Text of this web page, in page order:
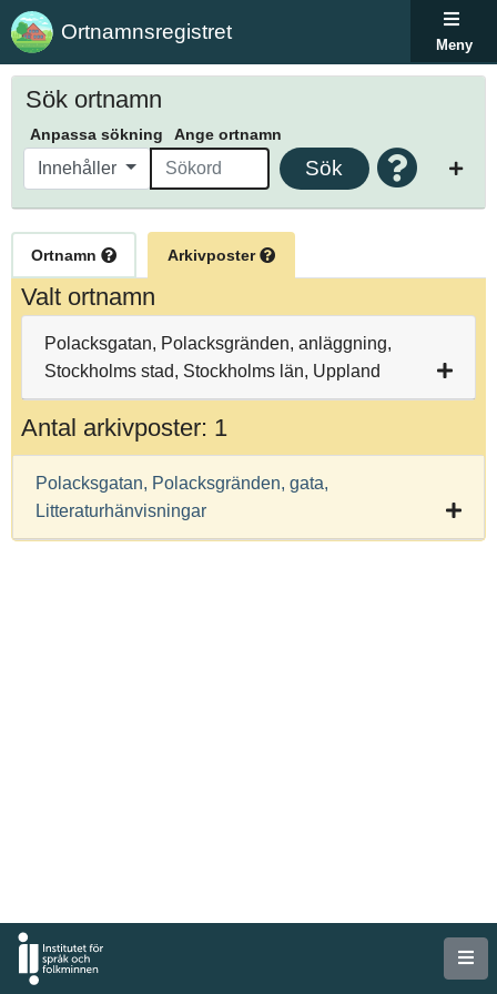
Ortnamnsregistret
Meny
Sök ortnamn
Anpassa sökning Ange ortnamn
Innehåller Sök
Ortnamn Arkivposter
Valt ortnamn
Polacksgatan, Polacksgränden, anläggning,
Stockholms stad, Stockholms län, Uppland
Antal arkivposter: 1
Polacksgatan, Polacksgränden, gata,
Litteraturhänvisningar